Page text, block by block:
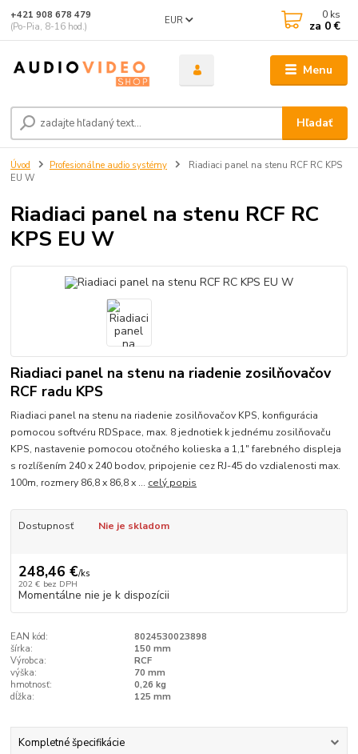
Menu
EUR
Hľadať
+421 908 678 479
(Po-Pia, 8-16 hod.)
0 ks
za 0 €
Úvod Profesionálne audio systémy
Riadiaci panel na stenu RCF RC KPS
EU W
Riadiaci panel na stenu RCF RC
KPS EU W
Riadiaci panel na stenu na riadenie zosilňovačov
RCF radu KPS
Riadiaci panel na stenu na riadenie zosilňovačov KPS, konfigurácia
pomocou softvéru RDSpace, max. 8 jednotiek k jednému zosilňovaču
KPS, nastavenie pomocou otočného kolieska a 1,1" farebného displeja
s rozlíšením 240 x 240 bodov, pripojenie cez RJ-45 do vzdialenosti max.
100m, rozmery 86,8 x 86,8 x ... celý popis
Dostupnosť Nie je skladom
248,46 €/ks
202 € bez DPH
Momentálne nie je k dispozícii
EAN kód:
8024530023898
šírka:
150 mm
Výrobca:
RCF
výška:
70 mm
hmotnosť:
0,26 kg
dĺžka:
125 mm
Kompletné špecifikácie